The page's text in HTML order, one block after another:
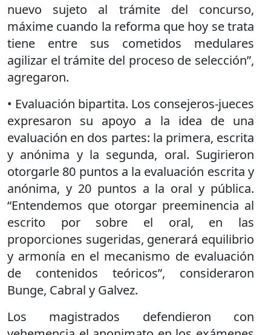
nuevo sujeto al trámite del concurso,
máxime cuando la reforma que hoy se trata
tiene entre sus cometidos medulares
agilizar el trámite del proceso de selección”,
agregaron.
• Evaluación bipartita. Los consejeros-jueces
expresaron su apoyo a la idea de una
evaluación en dos partes: la primera, escrita
y anónima y la segunda, oral. Sugirieron
otorgarle 80 puntos a la evaluación escrita y
anónima, y 20 puntos a la oral y pública.
“Entendemos que otorgar preeminencia al
escrito por sobre el oral, en las
proporciones sugeridas, generará equilibrio
y armonía en el mecanismo de evaluación
de contenidos teóricos”, consideraron
Bunge, Cabral y Galvez.
Los magistrados defendieron con